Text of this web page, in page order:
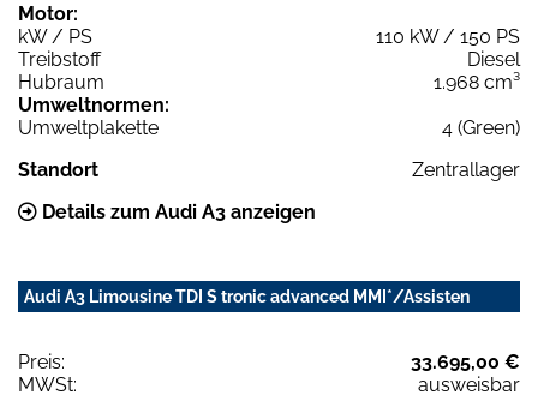
Motor:
kW / PS
110 kW / 150 PS
Treibstoff
Diesel
Hubraum
1.968 cm³
Umweltnormen:
Umweltplakette
4 (Green)
Standort
Zentrallager
Details zum Audi A3 anzeigen
Audi A3 Limousine TDI S tronic advanced MMI*/Assisten
Preis:
33.695,00 €
MWSt:
ausweisbar